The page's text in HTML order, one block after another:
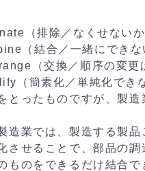
（排除／なくせないか
（結合／一緒にできな
（交換／順序の変更
（簡素化／単純化でき
とったものですが、製
造業では、製造する製
させることで、部品の
ものをできるだけ結合